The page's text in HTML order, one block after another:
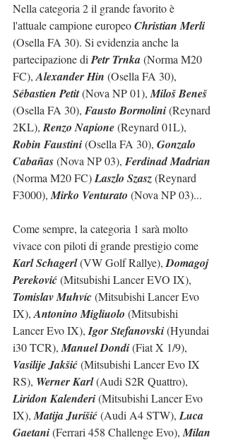
Nella categoria 2 il grande favorito è
l'attuale campione europeo Christian Merli
(Osella FA 30). Si evidenzia anche la
partecipazione di Petr Trnka (Norma M20
FC), Alexander Hin (Osella FA 30),
Sébastien Petit (Nova NP 01), Miloš Beneš
(Osella FA 30), Fausto Bormolini (Reynard
2KL), Renzo Napione (Reynard 01L),
Robin Faustini (Osella FA 30), Gonzalo
Cabañas (Nova NP 03), Ferdinad Madrian
(Norma M20 FC) Laszlo Szasz (Reynard
F3000), Mirko Venturato (Nova NP 03)...
Come sempre, la categoria 1 sarà molto
vivace con piloti di grande prestigio come
Karl Schagerl (VW Golf Rallye), Domagoj
Pereković (Mitsubishi Lancer EVO IX),
Tomislav Muhvíc (Mitsubishi Lancer Evo
IX), Antonino Migliuolo (Mitsubishi
Lancer Evo IX), Igor Stefanovski (Hyundai
i30 TCR), Manuel Dondi (Fiat X 1/9),
Vasilije Jakšić (Mitsubishi Lancer Evo IX
RS), Werner Karl (Audi S2R Quattro),
Liridon Kalenderi (Mitsubishi Lancer Evo
IX), Matija Jurišić (Audi A4 STW), Luca
Gaetani (Ferrari 458 Challenge Evo), Milan